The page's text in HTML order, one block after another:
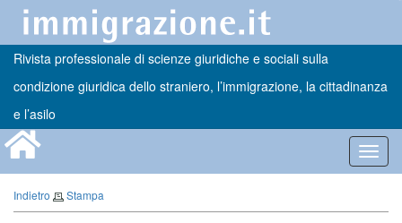
Rivista professionale di scienze giuridiche e sociali sulla
condizione giuridica dello straniero, l’immigrazione, la cittadinanza
e l’asilo
Indietro Stampa